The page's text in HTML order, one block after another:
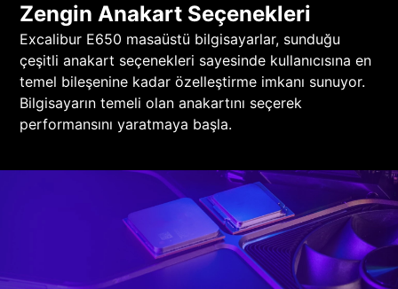
Zengin Anakart Seçenekleri
Excalibur E650 masaüstü bilgisayarlar, sunduğu
çeşitli anakart seçenekleri sayesinde kullanıcısına en
temel bileşenine kadar özelleştirme imkanı sunuyor.
Bilgisayarın temeli olan anakartını seçerek
performansını yaratmaya başla.